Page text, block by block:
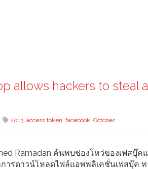
allows hackers to steal
2013, access token, facebook, October
Ramadan ค้นพบช่องโหว่ของเฟสบุ๊
ารดาวน์โหลดไฟล์แอพพลิเคชั่นเฟสบุ๊ค